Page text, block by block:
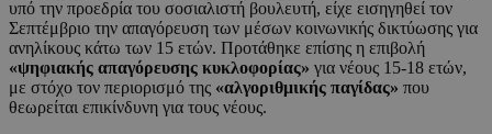
υπό την προεδρία του σοσιαλιστή βουλευτή, είχε εισηγηθεί τον
Σεπτέμβριο την απαγόρευση των μέσων κοινωνικής δικτύωσης για
ανηλίκους κάτω των 15 ετών. Προτάθηκε επίσης η επιβολή
«ψηφιακής απαγόρευσης κυκλοφορίας» για νέους 15-18 ετών,
με στόχο τον περιορισμό της «αλγοριθμικής παγίδας» που
θεωρείται επικίνδυνη για τους νέους.